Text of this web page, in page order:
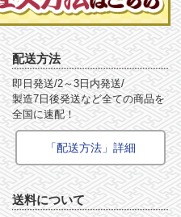
配送方法
即日発送/2～3日内発送/
製造7日後発送など全ての商品を
全国に速配！
「配送方法」詳細
送料について